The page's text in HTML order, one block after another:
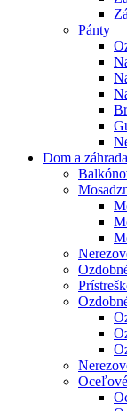
Pánty
Dom a záhrada